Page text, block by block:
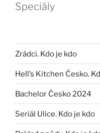
Speciály
Zrádci. Kdo je kdo
Hell’s Kitchen Česko.
Bachelor Česko 2024
Seriál Ulice. Kdo je kdo